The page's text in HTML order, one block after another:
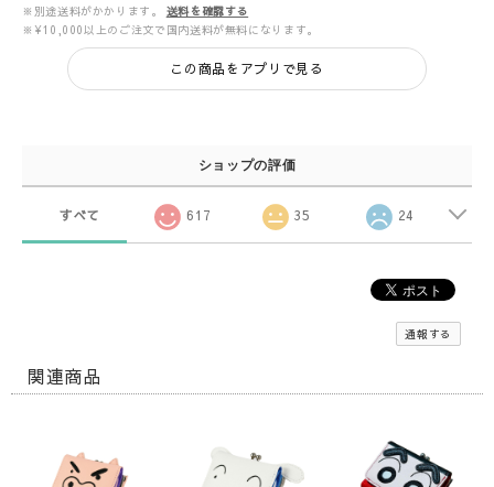
※別途送料がかかります。
送料を確認する
※¥10,000以上のご注文で国内送料が無料になります。
この商品をアプリで見る
ショップの評価
すべて 617 35 24
通報する
関連商品